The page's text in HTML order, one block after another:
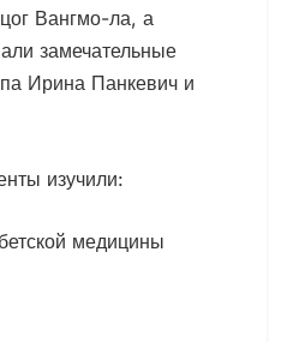
Вангмо-ла, а
замечательные
Ирина Панкевич и
изучили:
медицины